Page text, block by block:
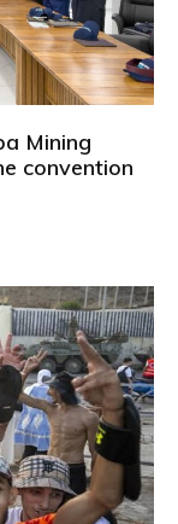
Mining
convention